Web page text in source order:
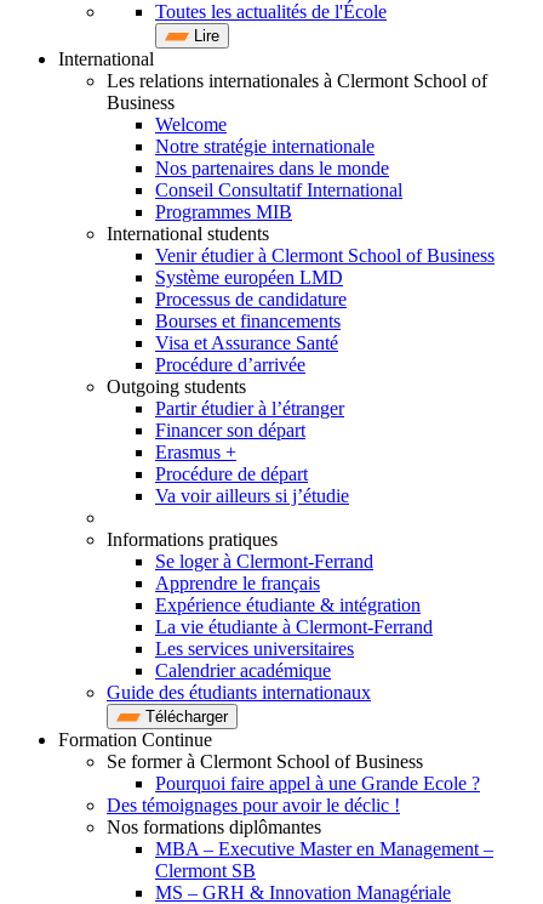
Toutes les actualités de l'École
Lire
International
Les relations internationales à Clermont School of
Business
Welcome
Notre stratégie internationale
Nos partenaires dans le monde
Conseil Consultatif International
Programmes MIB
International students
Venir étudier à Clermont School of Business
Système européen LMD
Processus de candidature
Bourses et financements
Visa et Assurance Santé
Procédure d’arrivée
Outgoing students
Partir étudier à l’étranger
Financer son départ
Erasmus +
Procédure de départ
Va voir ailleurs si j’étudie
Informations pratiques
Se loger à Clermont-Ferrand
Apprendre le français
Expérience étudiante & intégration
La vie étudiante à Clermont-Ferrand
Les services universitaires
Calendrier académique
Guide des étudiants internationaux
Télécharger
Formation Continue
Se former à Clermont School of Business
Pourquoi faire appel à une Grande Ecole ?
Des témoignages pour avoir le déclic !
Nos formations diplômantes
MBA – Executive Master en Management –
Clermont SB
MS – GRH & Innovation Managériale